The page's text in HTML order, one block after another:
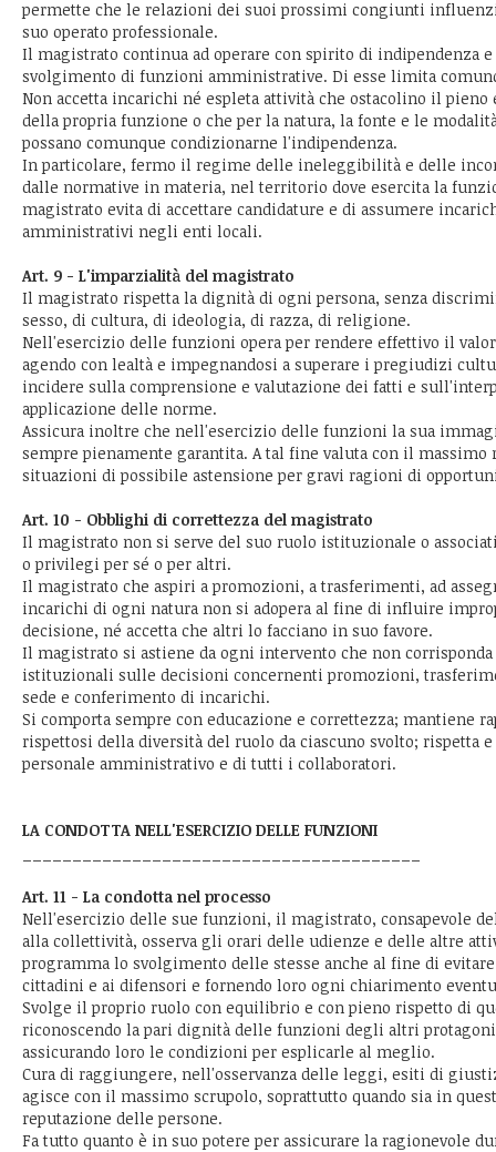
permette che le relazioni dei suoi prossimi congiunti
suo operato professionale.
Il magistrato continua ad operare con spirito di indipendenza
svolgimento di funzioni amministrative. Di esse limita
Non accetta incarichi né espleta attività che ostacolino il
della propria funzione o che per la natura, la fonte e le
possano comunque condizionarne l'indipendenza.
In particolare, fermo il regime delle ineleggibilità e delle
dalle normative in materia, nel territorio dove esercita la
magistrato evita di accettare candidature e di assumere
amministrativi negli enti locali.
Art. 9 - L'imparzialità del magistrato
Il magistrato rispetta la dignità di ogni persona, senza
sesso, di cultura, di ideologia, di razza, di religione.
Nell'esercizio delle funzioni opera per rendere effettivo il
agendo con lealtà e impegnandosi a superare i pregiudizi
incidere sulla comprensione e valutazione dei fatti e
applicazione delle norme.
Assicura inoltre che nell'esercizio delle funzioni la sua
sempre pienamente garantita. A tal fine valuta con il
situazioni di possibile astensione per gravi ragioni di
Art. 10 - Obblighi di correttezza del magistrato
Il magistrato non si serve del suo ruolo istituzionale o
o privilegi per sé o per altri.
Il magistrato che aspiri a promozioni, a trasferimenti, ad
incarichi di ogni natura non si adopera al fine di influire
decisione, né accetta che altri lo facciano in suo favore.
Il magistrato si astiene da ogni intervento che non corrisponda
istituzionali sulle decisioni concernenti promozioni,
sede e conferimento di incarichi.
Si comporta sempre con educazione e correttezza; mantiene
rispettosi della diversità del ruolo da ciascuno svolto; rispetta
personale amministrativo e di tutti i collaboratori.
LA CONDOTTA NELL'ESERCIZIO DELLE FUNZIONI
Art. 11 - La condotta nel processo
Nell'esercizio delle sue funzioni, il magistrato, consapevole
alla collettività, osserva gli orari delle udienze e delle altre
programma lo svolgimento delle stesse anche al fine di
cittadini e ai difensori e fornendo loro ogni chiarimento
Svolge il proprio ruolo con equilibrio e con pieno rispetto di
riconoscendo la pari dignità delle funzioni degli altri
assicurando loro le condizioni per esplicarle al meglio.
Cura di raggiungere, nell'osservanza delle leggi, esiti di
agisce con il massimo scrupolo, soprattutto quando sia in
reputazione delle persone.
Fa tutto quanto è in suo potere per assicurare la ragionevole